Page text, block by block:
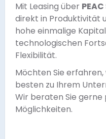
Mit Leasing über
direkt in Produktivität
hohe einmalige
technologischen
Flexibilität.
Möchten Sie
besten zu Ihrem
Wir beraten Sie gerne
Möglichkeiten.